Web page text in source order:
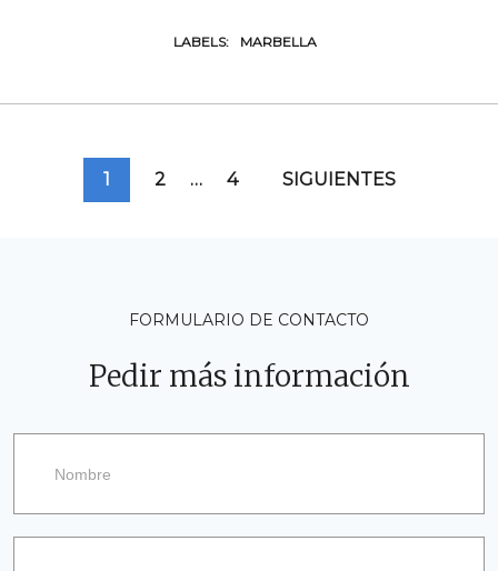
LABELS: MARBELLA
Paginación
1 2 … 4 SIGUIENTES
FORMULARIO DE CONTACTO
Pedir más información
más
información